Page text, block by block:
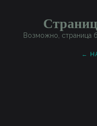
Возможно, страница
←